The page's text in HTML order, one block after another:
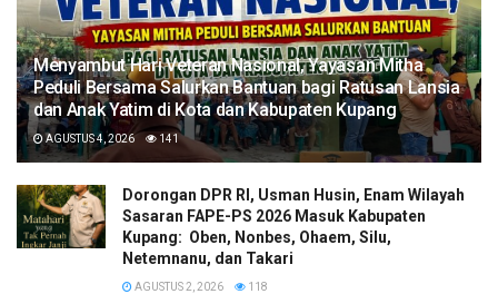
​Menyambut Hari Veteran Nasional, Yayasan Mitha
Peduli Bersama Salurkan Bantuan bagi Ratusan Lansia
dan Anak Yatim di Kota dan Kabupaten Kupang
AGUSTUS 4, 2026 141
Dorongan DPR RI, Usman Husin, Enam Wilayah
Sasaran FAPE-PS 2026 Masuk Kabupaten
Kupang: Oben, Nonbes, Ohaem, Silu,
Netemnanu, dan Takari
AGUSTUS 2, 2026 118